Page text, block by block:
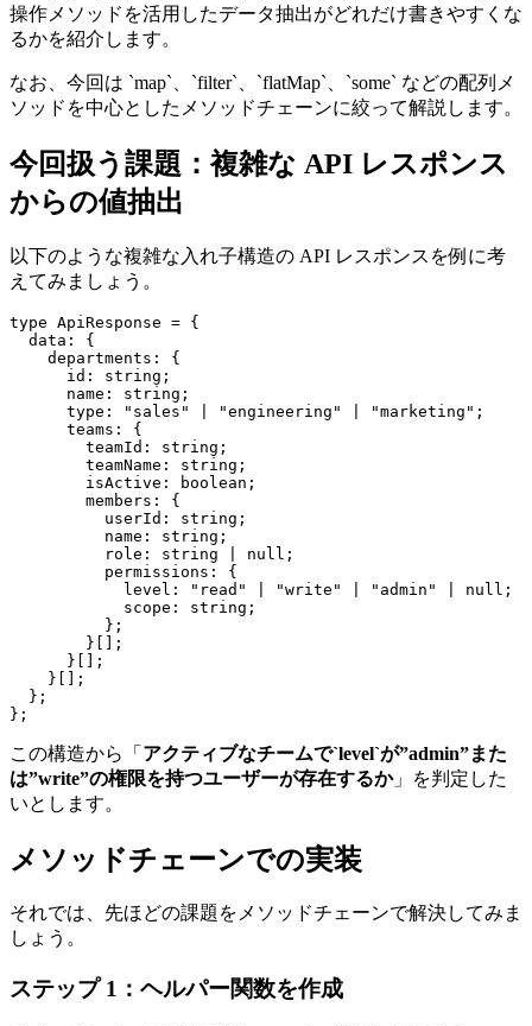
操作メソッドを活用したデータ抽出がどれだけ書きやすくな
るかを紹介します。
なお、今回は `map`、`filter`、`flatMap`、`some` などの配列メ
ソッドを中心としたメソッドチェーンに絞って解説します。
今回扱う課題：複雑な API レスポンス
からの値抽出
以下のような複雑な入れ子構造の API レスポンスを例に考
えてみましょう。
type ApiResponse = {
  data: {
    departments: {
      id: string;
      name: string;
      type: "sales" | "engineering" | "marketing";
      teams: {
        teamId: string;
        teamName: string;
        isActive: boolean;
        members: {
          userId: string;
          name: string;
          role: string | null;
          permissions: {
            level: "read" | "write" | "admin" | null;
            scope: string;
          };
        }[];
      }[];
    }[];
  };
};
この構造から「 アクティブなチームで`level`が”admin”また
は”write”の権限を持つユーザーが存在するか」を判定した
いとします。
メソッドチェーンでの実装
それでは、先ほどの課題をメソッドチェーンで解決してみま
しょう。
ステップ 1：ヘルパー関数を作成